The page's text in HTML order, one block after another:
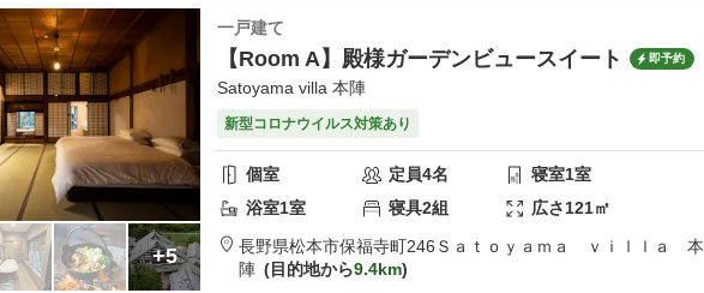
+5
一戸建て
【Room A】殿様ガーデンビュースイート 即予約
Satoyama villa 本陣
新型コロナウイルス対策あり
個室 定員4名 寝室1室
浴室1室 寝具2組 広さ121㎡
長野県松本市保福寺町246 Ｓａｔｏｙａｍａ ｖｉｌｌａ 本
陣
目的地から9.4km